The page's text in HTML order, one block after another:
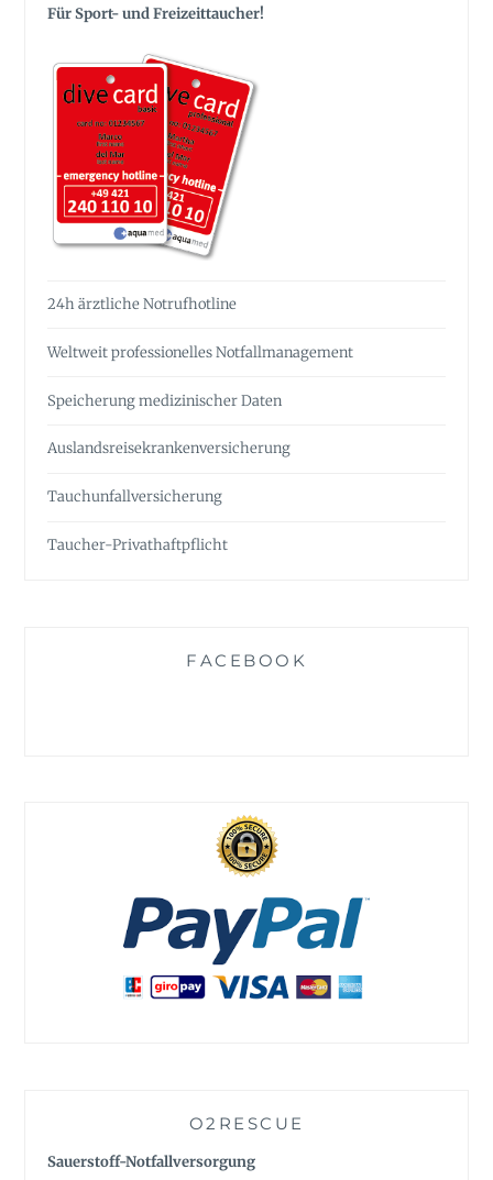
Für Sport- und Freizeittaucher!
24h ärztliche Notrufhotline
Weltweit professionelles Notfall­management
Speicherung medizinischer Daten
Auslandsreise­krankenversicherung
Tauchunfall­versicherung
Taucher-Privathaftpflicht
FACEBOOK
O2RESCUE
Sauerstoff-Notfallversorgung